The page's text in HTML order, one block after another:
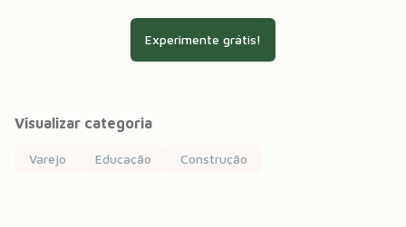
Experimente grátis!
Visualizar categoria
Varejo Educação Construção